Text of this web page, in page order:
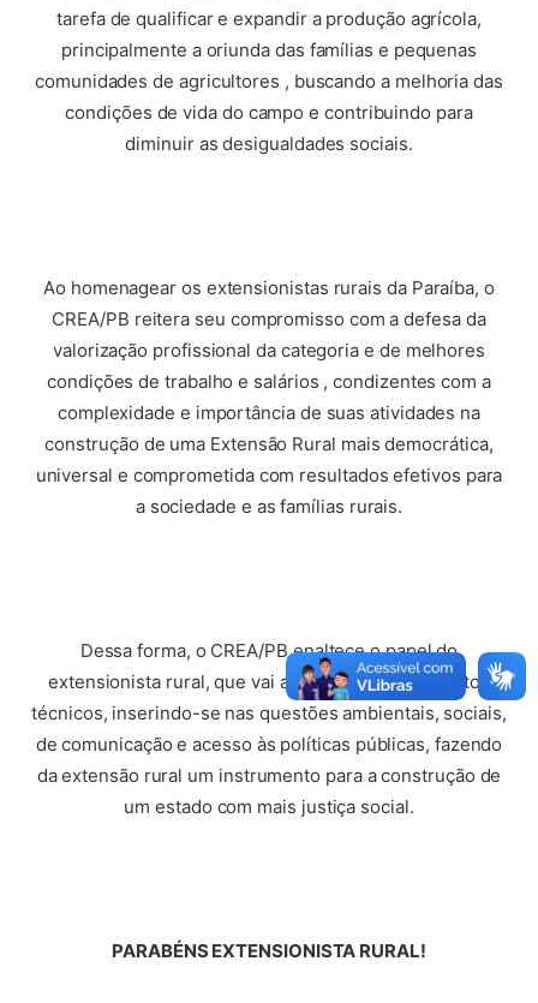
tarefa de qualificar e expandir a produção agrícola,
principalmente a oriunda das famílias e pequenas
comunidades de agricultores , buscando a melhoria das
condições de vida do campo e contribuindo para
diminuir as desigualdades sociais.
Ao homenagear os extensionistas rurais da Paraíba, o
CREA/PB reitera seu compromisso com a defesa da
valorização profissional da categoria e de melhores
condições de trabalho e salários , condizentes com a
complexidade e importância de suas atividades na
construção de uma Extensão Rural mais democrática,
universal e comprometida com resultados efetivos para
a sociedade e as famílias rurais.
Dessa forma, o CREA/PB enaltece o papel do
extensionista rural, que vai além dos conhecimentos
técnicos, inserindo-se nas questões ambientais, sociais,
de comunicação e acesso às políticas públicas, fazendo
da extensão rural um instrumento para a construção de
um estado com mais justiça social.
PARABÉNS EXTENSIONISTA RURAL!